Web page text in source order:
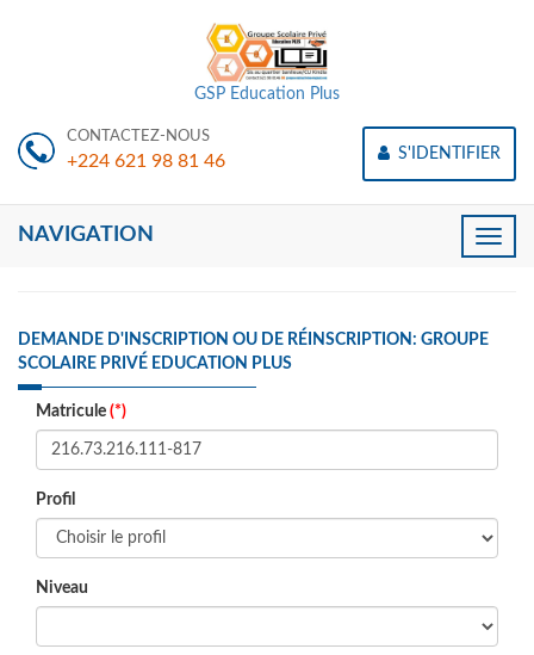
GSP Education Plus
CONTACTEZ-NOUS
+224 621 98 81 46 S'IDENTIFIER
Toggle
NAVIGATION
DEMANDE D'INSCRIPTION OU DE RÉINSCRIPTION: GROUPE
SCOLAIRE PRIVÉ EDUCATION PLUS
Matricule (*)
Profil
Niveau